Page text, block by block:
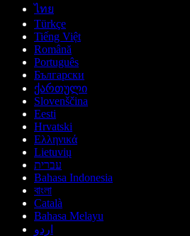
ไทย
Türkçe
Tiếng Việt
Română
Português
Български
ქართული
Slovenščina
Eesti
Hrvatski
Ελληνικά
Lietuvių
עברית
Bahasa Indonesia
বাংলা
Català
Bahasa Melayu
اردو